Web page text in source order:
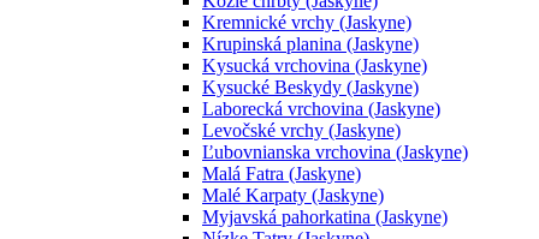
Kremnické vrchy (Jaskyne)
Krupinská planina (Jaskyne)
Kysucká vrchovina (Jaskyne)
Kysucké Beskydy (Jaskyne)
Laborecká vrchovina (Jaskyne)
Levočské vrchy (Jaskyne)
Ľubovnianska vrchovina (Jaskyne)
Malá Fatra (Jaskyne)
Malé Karpaty (Jaskyne)
Myjavská pahorkatina (Jaskyne)